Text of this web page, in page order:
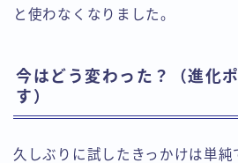
と使わなくなりました。
今はどう変わった？（進化
す）
久しぶりに試したきっかけは単純